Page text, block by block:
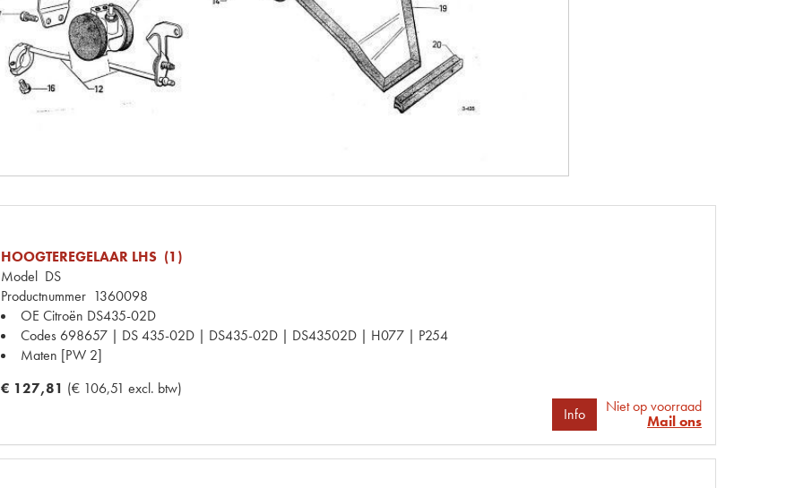
HOOGTEREGELAAR LHS (1)
Model DS
Productnummer 1360098
OE Citroën DS435-02D
Codes 698657 | DS 435-02D | DS435-02D | DS43502D | H077 | P254
Maten [PW 2]
€ 127,81 (€ 106,51 excl. btw)
Info
Niet op voorraad
Mail ons